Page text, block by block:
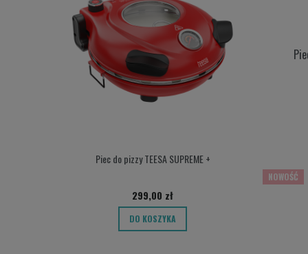
Piec do pizzy TEESA SUPREME +
299,00 zł
DO KOSZYKA
NOWOŚĆ